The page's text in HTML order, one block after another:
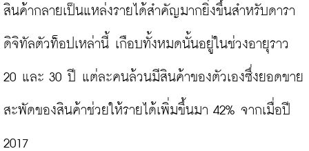
สินค้ากลายเป็นแหล่งรายได้สำคัญมากยิ่งขึ้นสำหรับดารา
ดิจิทัลตัวท็อปเหล่านี้ เกือบทั้งหมดนั้นอยู่ในช่วงอายุราว
20 และ 30 ปี แต่ละคนล้วนมีสินค้าของตัวเองซึ่งยอดขาย
สะพัดของสินค้าช่วยให้รายได้เพิ่มขึ้นมา 42% จากเมื่อปี
2017